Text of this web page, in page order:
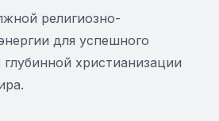
религиозно-
для успешного
христианизации